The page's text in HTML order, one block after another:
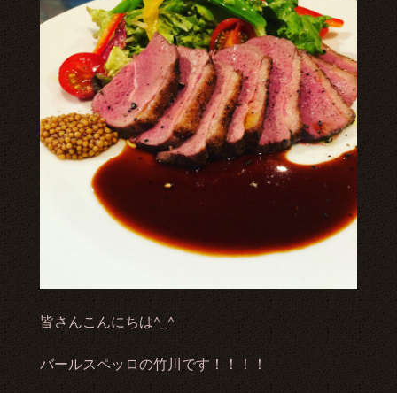
皆さんこんにちは^_^
バールスペッロの竹川です！！！！